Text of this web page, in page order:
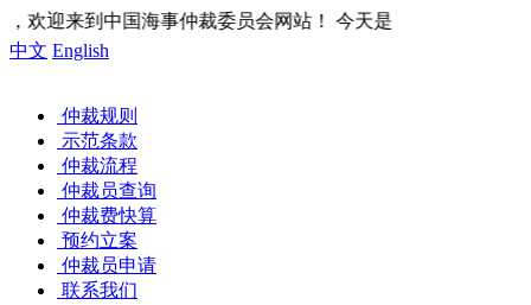
员会网站！ 今天是
中文 English
仲裁规则
示范条款
仲裁流程
仲裁员查询
仲裁费快算
预约立案
仲裁员申请
联系我们